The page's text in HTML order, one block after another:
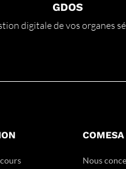
GDOS
digitale de vos organes
COMESA
Nous